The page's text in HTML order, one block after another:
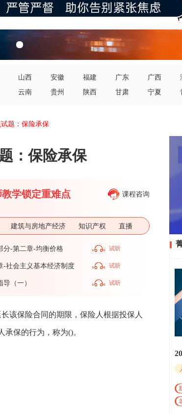
山西 安徽 福建 广东 广西
云南 贵州 陕西 甘肃 宁夏
题：保险承保
：保险承保
学锁定重难点 课程咨询
建筑与房地产经济 知识产权 直播
分-第二章-均衡价格 试听
-社会主义基本经济制度 试听
导（一） 试听
该保险合同的期限，保险人根据投保人
保的行为，称为()。